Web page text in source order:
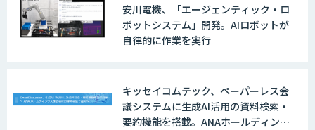
安川電機、「エージェンティック・ロ
ボットシステム」開発。AIロボットが
自律的に作業を実行
キッセイコムテック、ペーパーレス会
議システムに生成AI活用の資料検索・
要約機能を搭載。ANAホールディング